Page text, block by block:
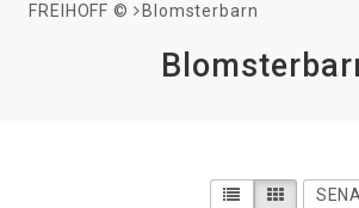
FREIHOFF ©
Blomsterbarn